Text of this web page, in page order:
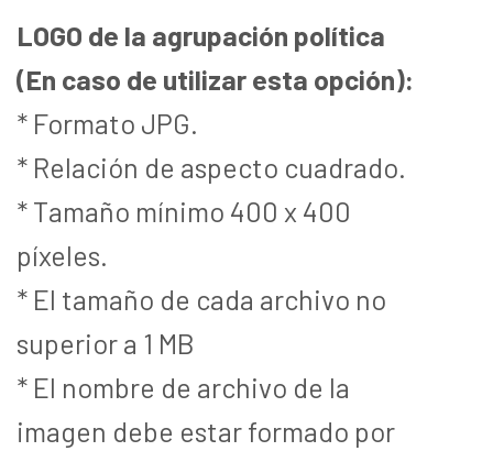
LOGO de la agrupación política
(En caso de utilizar esta opción):
* Formato JPG.
* Relación de aspecto cuadrado.
* Tamaño mínimo 400 x 400
píxeles.
* El tamaño de cada archivo no
superior a 1 MB
* El nombre de archivo de la
imagen debe estar formado por